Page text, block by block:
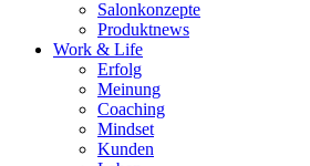
Salonkonzepte
Produktnews
Work & Life
Erfolg
Meinung
Coaching
Mindset
Kunden